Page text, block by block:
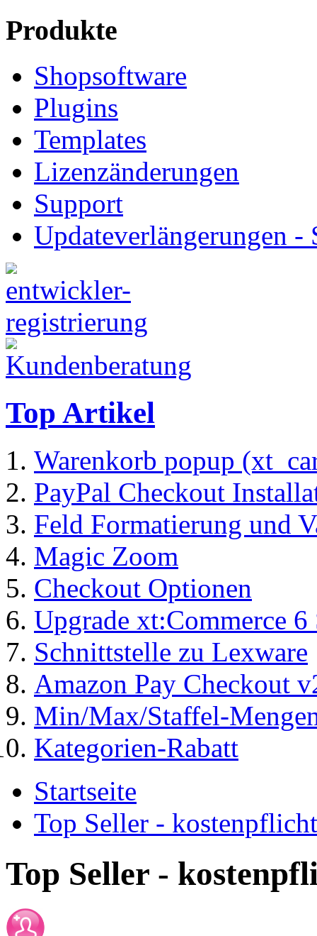
Produkte
Shopsoftware
Plugins
Templates
Lizenzänderungen
Support
Updateverlängerungen -
Top Artikel
Warenkorb popup
PayPal Checkout
Feld Formatierung und
Magic Zoom
Checkout Optionen
Upgrade xt:Commerce
Schnittstelle zu Lexware
Amazon Pay Checkout
Min/Max/Staffel-
Kategorien-Rabatt
Startseite
Top Seller -
Top Seller -